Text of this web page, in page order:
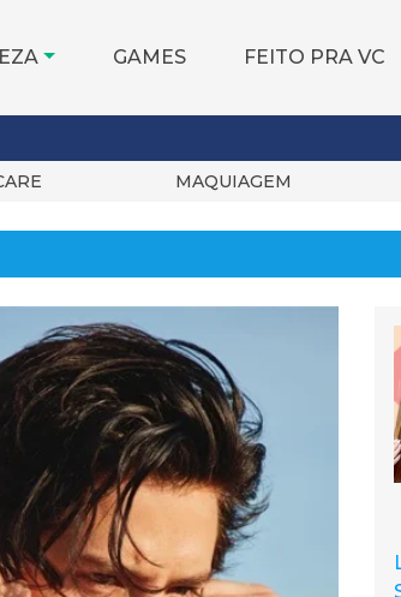
GAMES FEITO PRA VC
MAQUIAGEM